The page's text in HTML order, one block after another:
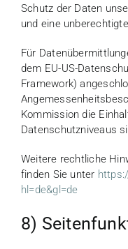
Schutz der Daten
und eine
Für
dem EU-US-
Framework)
Kommission die
Datenschutzniveaus
Weitere rechtliche
finden Sie unter
hl=de&gl=de
8)